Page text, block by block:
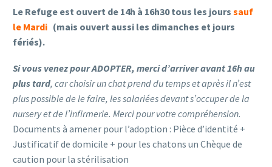
Le Refuge est ouvert de 14h à 16h30tous les jours sauf
le Mardi (mais ouvert aussi les dimanches et jours
fériés).
Si vous venez pour ADOPTER, merci d’arriver avant 16h au
plus tard, car choisir un chat prend du temps et après il n’est
plus possible de le faire, les salariées devant s’occuper de la
nursery et de l’infirmerie. Merci pour votre compréhension.
Documents à amener pour l’adoption : Pièce d’identité +
Justificatif de domicile + pour les chatons un Chèque de
caution pour la stérilisation